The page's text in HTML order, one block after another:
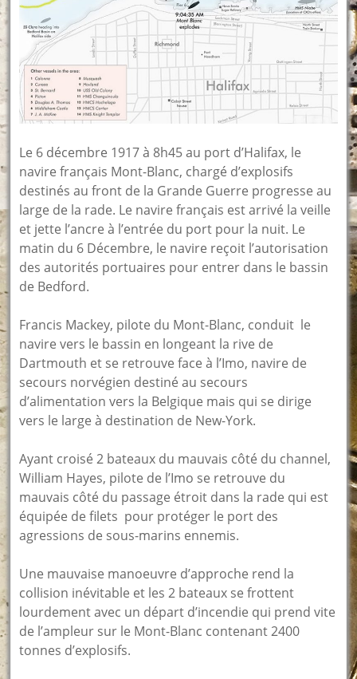
Le 6 décembre 1917 à 8h45 au port d’Halifax, le
navire français Mont-Blanc, chargé d’explosifs
destinés au front de la Grande Guerre progresse au
large de la rade. Le navire français est arrivé la veille
et jette l’ancre à l’entrée du port pour la nuit. Le
matin du 6 Décembre, le navire reçoit l’autorisation
des autorités portuaires pour entrer dans le bassin
de Bedford.
Francis Mackey, pilote du Mont-Blanc, conduit le
navire vers le bassin en longeant la rive de
Dartmouth et se retrouve face à l’Imo, navire de
secours norvégien destiné au secours
d’alimentation vers la Belgique mais qui se dirige
vers le large à destination de New-York.
Ayant croisé 2 bateaux du mauvais côté du channel,
William Hayes, pilote de l’Imo se retrouve du
mauvais côté du passage étroit dans la rade qui est
équipée de filets pour protéger le port des
agressions de sous-marins ennemis.
Une mauvaise manoeuvre d’approche rend la
collision inévitable et les 2 bateaux se frottent
lourdement avec un départ d’incendie qui prend vite
de l’ampleur sur le Mont-Blanc contenant 2400
tonnes d’explosifs.